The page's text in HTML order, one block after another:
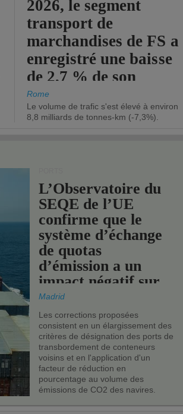
2026, le segment
transport de
marchandises de FS a
enregistré une baisse
de 2,7 % de son
chiffre d'affaires
opérationnel.
Rome
Le volume de trafic s'est élevé à environ
8,8 milliards de tonnes-km (-7,3%).
L’Observatoire du
SEQE de l’UE
confirme que le
système d’échange
de quotas
d’émission a un
impact négatif sur
les ports de l’UE.
Madrid
Les corrections proposées
consistent en un élargissement des
critères de désignation des ports de
transbordement de conteneurs
voisins et en l'application d'un
facteur de réduction en
pourcentage au volume des
émissions de CO2 des navires.